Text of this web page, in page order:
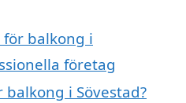
balkong i
företag
i Sövestad?